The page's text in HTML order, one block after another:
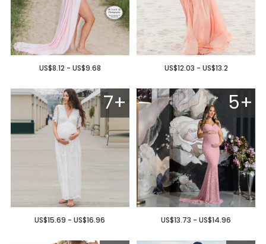
US$8.12 - US$9.68 US$12.03 - US$13.2
7+
US$15.69 - US$16.96
5+
US$13.73 - US$14.96